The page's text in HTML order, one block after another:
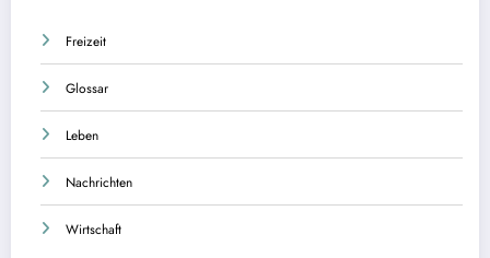
Freizeit
Glossar
Leben
Nachrichten
Wirtschaft